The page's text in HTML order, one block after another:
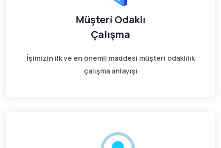
Müşteri Odaklı
Çalışma
İşimizin ilk ve en önemli maddesi müşteri odaklılık
çalışma anlayışı